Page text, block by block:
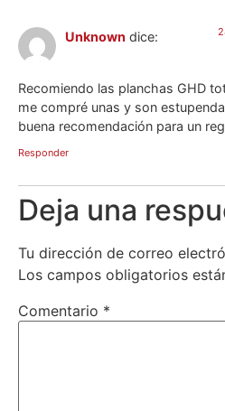
Unknown dice:
Recomiendo las planchas GHD
me compré unas y son
buena recomendación para un
Responder
Deja una
Tu dirección de correo
Los campos obligatorios
Comentario *